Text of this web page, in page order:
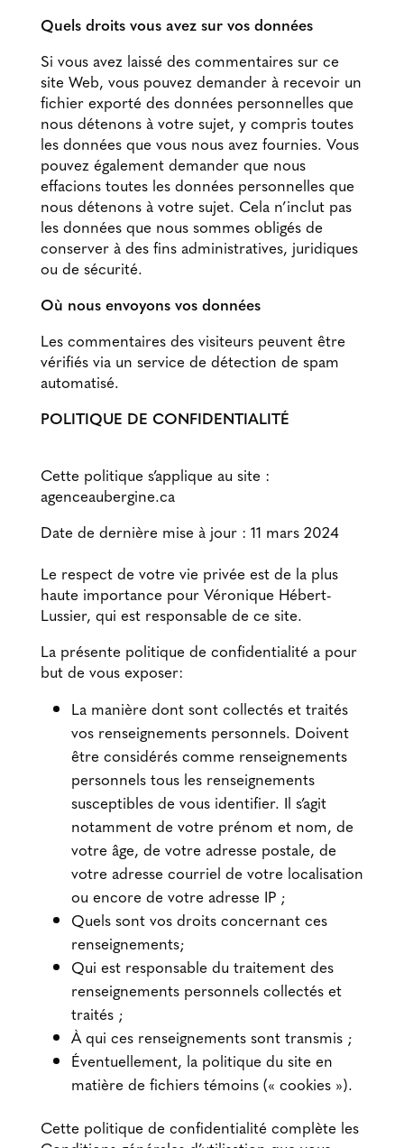
Quels droits vous avez sur vos données
Si vous avez laissé des commentaires sur ce
site Web, vous pouvez demander à recevoir un
fichier exporté des données personnelles que
nous détenons à votre sujet, y compris toutes
les données que vous nous avez fournies. Vous
pouvez également demander que nous
effacions toutes les données personnelles que
nous détenons à votre sujet. Cela n’inclut pas
les données que nous sommes obligés de
conserver à des fins administratives, juridiques
ou de sécurité.
Où nous envoyons vos données
Les commentaires des visiteurs peuvent être
vérifiés via un service de détection de spam
automatisé.
POLITIQUE DE CONFIDENTIALITÉ
Cette politique s’applique au site :
agenceaubergine.ca
Date de dernière mise à jour : 11 mars 2024
Le respect de votre vie privée est de la plus
haute importance pour Véronique Hébert-
Lussier, qui est responsable de ce site.
La présente politique de confidentialité a pour
but de vous exposer:
La manière dont sont collectés et traités
vos renseignements personnels. Doivent
être considérés comme renseignements
personnels tous les renseignements
susceptibles de vous identifier. Il s’agit
notamment de votre prénom et nom, de
votre âge, de votre adresse postale, de
votre adresse courriel de votre localisation
ou encore de votre adresse IP ;
Quels sont vos droits concernant ces
renseignements;
Qui est responsable du traitement des
renseignements personnels collectés et
traités ;
À qui ces renseignements sont transmis ;
Éventuellement, la politique du site en
matière de fichiers témoins (« cookies »).
Cette politique de confidentialité complète les